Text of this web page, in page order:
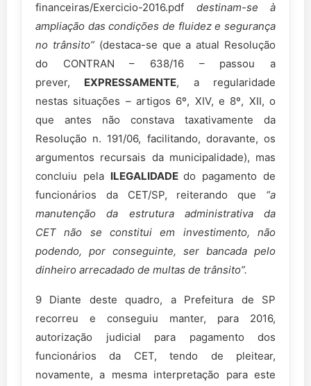
financeiras/Exercicio-2016.pdf destinam-se à
ampliação das condições de fluidez e segurança
no trânsito” (destaca-se que a atual Resolução
do CONTRAN – 638/16 – passou a
prever, EXPRESSAMENTE, a regularidade
nestas situações – artigos 6º, XIV, e 8º, XII, o
que antes não constava taxativamente da
Resolução n. 191/06, facilitando, doravante, os
argumentos recursais da municipalidade), mas
concluiu pela ILEGALIDADEdo pagamento de
funcionários da CET/SP, reiterando que “a
manutenção da estrutura administrativa da
CETnão seconstitui em investimento, não
podendo, por conseguinte, ser bancada pelo
dinheiro arrecadado de multas de trânsito”.
9 Diante deste quadro, a Prefeitura de SP
recorreu e conseguiu manter, para 2016,
autorização judicial para pagamento dos
funcionários da CET, tendo de pleitear,
novamente, a mesma interpretação para este